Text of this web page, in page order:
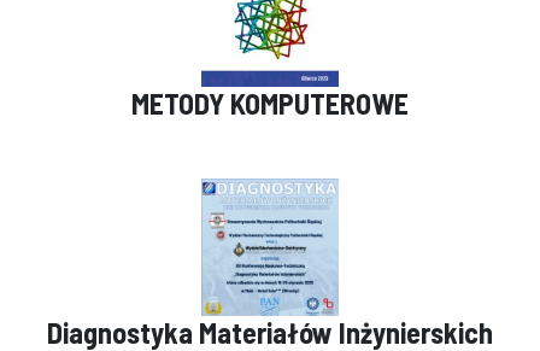
METODY KOMPUTEROWE
Diagnostyka Materiałów Inżynierskich